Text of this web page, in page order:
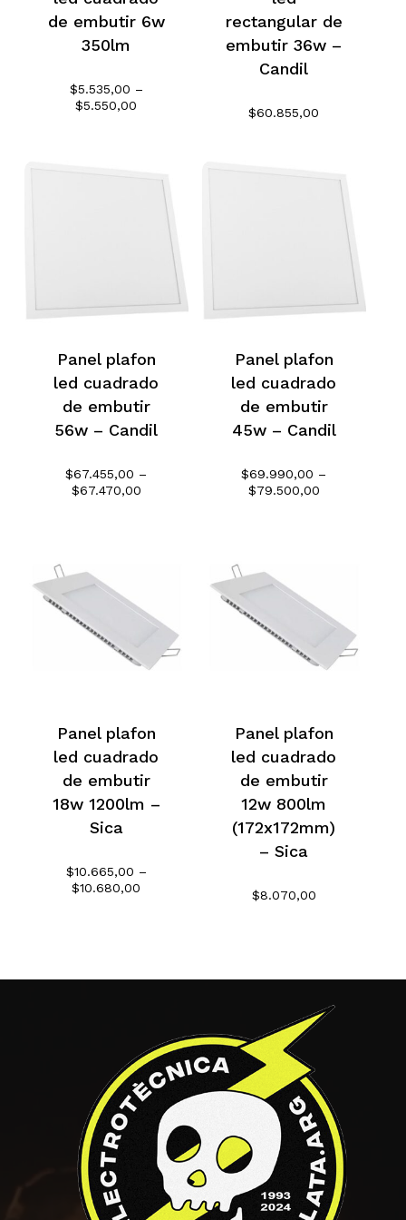
carrito.
de embutir 6w
350lm
$5.535,00 –
$5.550,00
hasta
$5.550,00
rectangular de
embutir 36w –
Candil
$60.855,00
Panel plafon
led cuadrado
de embutir
56w – Candil
$67.455,00 –
$67.470,00Rango
Panel plafon
led cuadrado
de embutir
45w – Candil
$69.990,00 –
$79.500,00Rango
Panel plafon
led cuadrado
de embutir
18w 1200lm –
Sica
$10.665,00 –
$10.680,00
$10.680,00
Panel plafon
led cuadrado
de embutir
12w 800lm
(172x172mm)
– Sica
$8.070,00